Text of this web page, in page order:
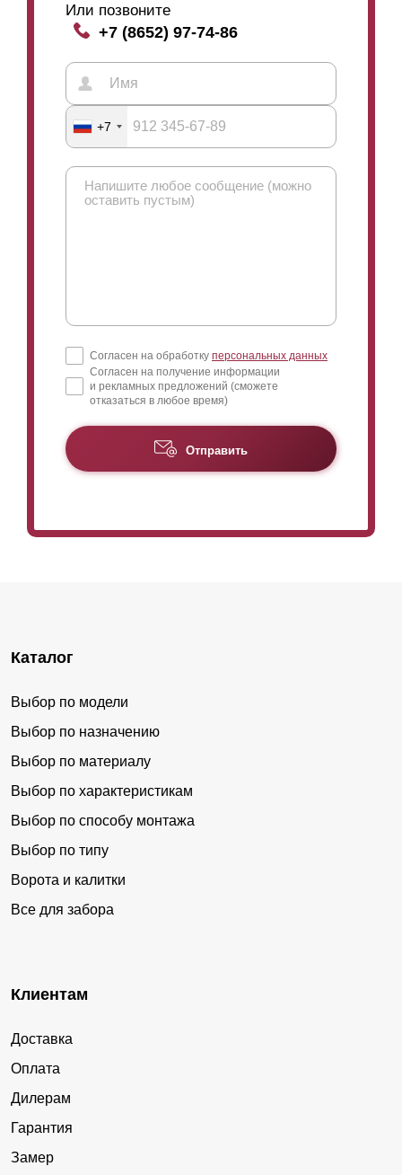
Или позвоните
+7 (8652) 97-74-86
+7
Согласен на обработку персональных данных
Согласен на получение информации
и рекламных предложений (сможете
отказаться в любое время)
Отправить
Каталог
Выбор по модели
Выбор по назначению
Выбор по материалу
Выбор по характеристикам
Выбор по способу монтажа
Выбор по типу
Ворота и калитки
Все для забора
Клиентам
Доставка
Оплата
Дилерам
Гарантия
Замер